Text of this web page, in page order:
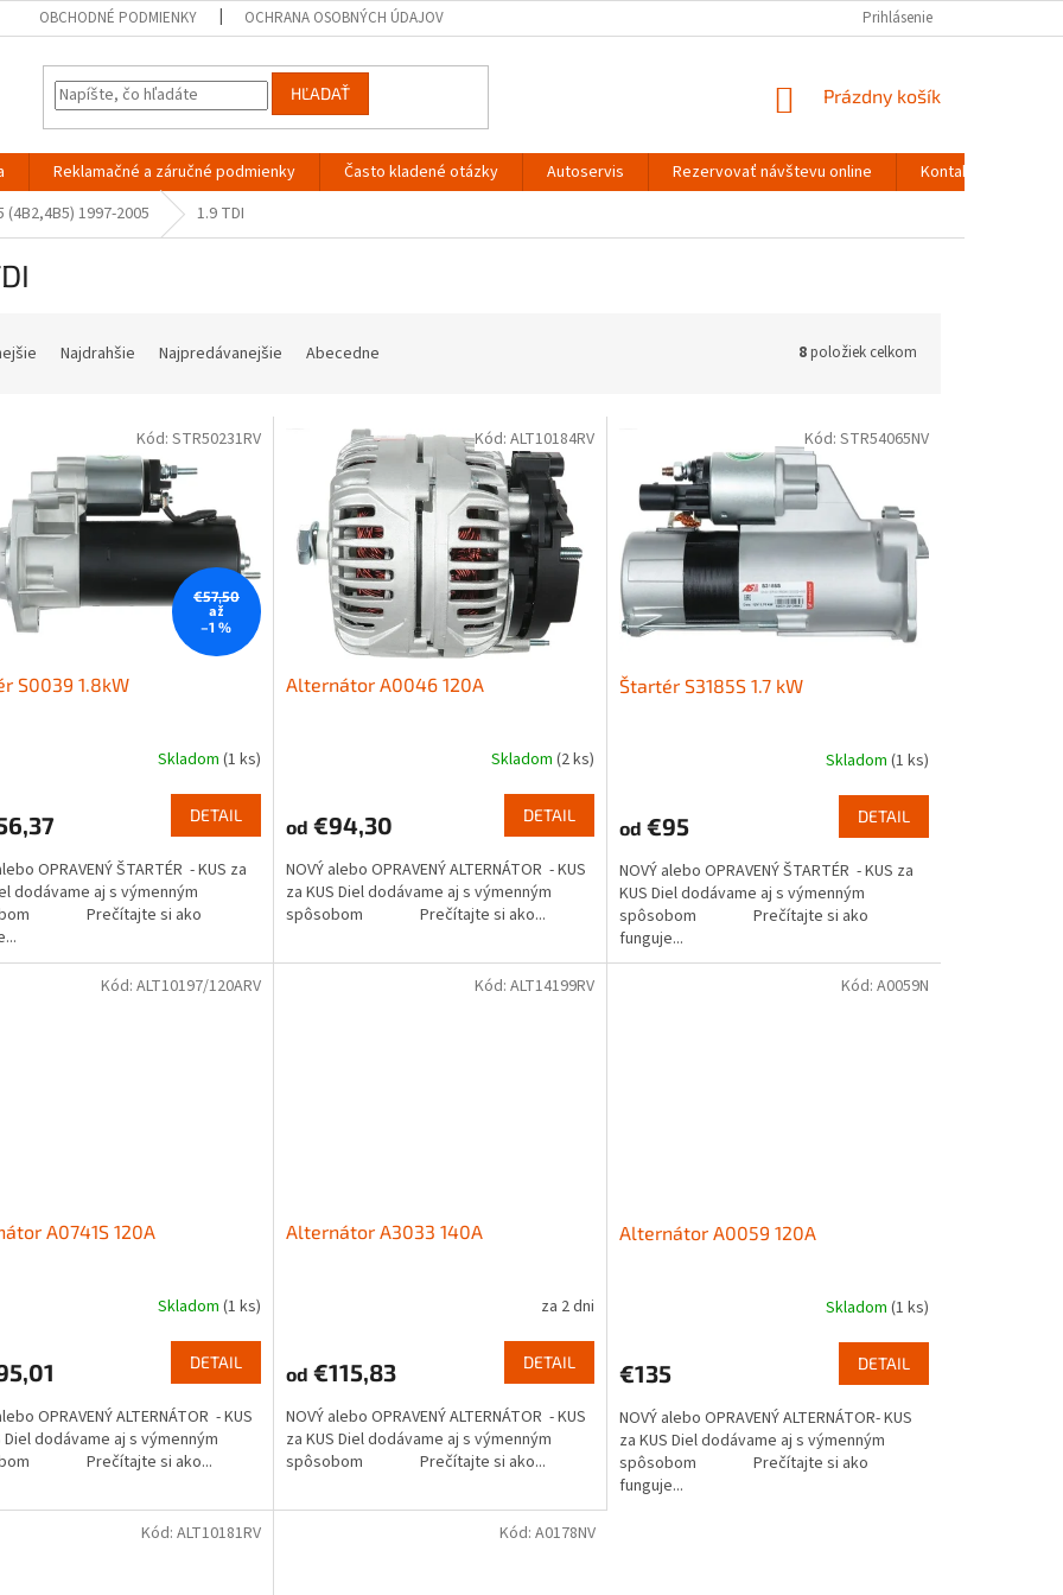
OBCHODNÉ PODMIENKY OCHRANA OSOBNÝCH ÚDAJOV Prihlásenie
HĽADAŤ
NÁKUPNÝ
Prázdny košík
Reklamačné a záručné podmienky Často kladené otázky Autoservis Rezervovať návštevu online
Kontakty
(4B2,4B5) 1997-2005 1.9 TDI
Najdrahšie Najpredávanejšie Abecedne 8položiek celkom
€57,50
až
–1 %
S0039 1.8kW
Skladom (1 ks)
DETAIL
OPRAVENÝ ŠTARTÉR - KUS za
dodávame aj s výmenným
Prečítajte si ako
Kód: STR50231RV
Alternátor A0046 120A
Skladom (2 ks)
od €94,30 DETAIL
NOVÝ alebo OPRAVENÝ ALTERNÁTOR - KUS
za KUS Diel dodávame aj s výmenným
spôsobom Prečítajte si ako...
Kód: ALT10184RV
Štartér S3185S 1.7 kW
Skladom (1 ks)
od €95 DETAIL
NOVÝ alebo OPRAVENÝ ŠTARTÉR - KUS za
KUS Diel dodávame aj s výmenným
spôsobom Prečítajte si ako
funguje...
Kód: STR54065NV
A0741S 120A
Skladom (1 ks)
DETAIL
OPRAVENÝ ALTERNÁTOR - KUS
Diel dodávame aj s výmenným
Prečítajte si ako...
Kód: ALT10197/120ARV
Alternátor A3033 140A
za 2 dni
od €115,83 DETAIL
NOVÝ alebo OPRAVENÝ ALTERNÁTOR - KUS
za KUS Diel dodávame aj s výmenným
spôsobom Prečítajte si ako...
Kód: ALT14199RV
Alternátor A0059 120A
Skladom (1 ks)
€135 DETAIL
NOVÝ alebo OPRAVENÝ ALTERNÁTOR- KUS
za KUS Diel dodávame aj s výmenným
spôsobom Prečítajte si ako
funguje...
Kód: A0059N
Kód: ALT10181RV Kód: A0178NV